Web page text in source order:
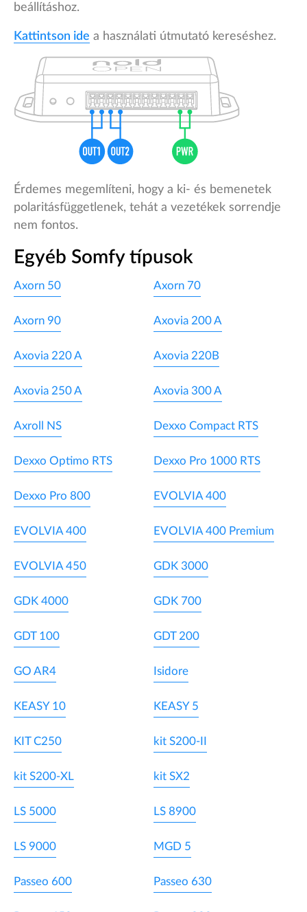
beállításhoz.
Kattintson ide a használati útmutató kereséshez.
Érdemes megemlíteni, hogy a ki- és bemenetek
polaritásfüggetlenek, tehát a vezetékek sorrendje
nem fontos.
Egyéb Somfy típusok
Axorn 50 Axorn 70
Axorn 90 Axovia 200 A
Axovia 220 A Axovia 220B
Axovia 250 A Axovia 300 A
Axroll NS Dexxo Compact RTS
Dexxo Optimo RTS Dexxo Pro 1000 RTS
Dexxo Pro 800 EVOLVIA 400
EVOLVIA 400 EVOLVIA 400 Premium
EVOLVIA 450 GDK 3000
GDK 4000 GDK 700
GDT 100 GDT 200
GO AR4 Isidore
KEASY 10 KEASY 5
KIT C250 kit S200-II
kit S200-XL kit SX2
LS 5000 LS 8900
LS 9000 MGD 5
Passeo 600 Passeo 630